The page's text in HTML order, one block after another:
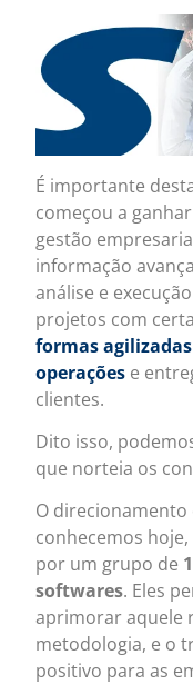
É importante
começou a
gestão
informação
análise e
projetos com
formas
operações e
clientes.
Dito isso,
que norteia os
O
conhecemos
por um grupo de
softwares. Eles
aprimorar aquele
metodologia, e o
positivo para as